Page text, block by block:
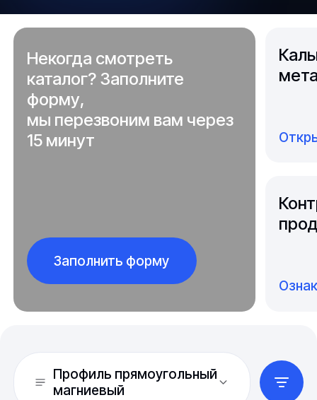
Некогда смотреть
каталог? Заполните
форму,
мы перезвоним вам через
15 минут
Заполнить форму
Профиль прямоугольный
магниевый